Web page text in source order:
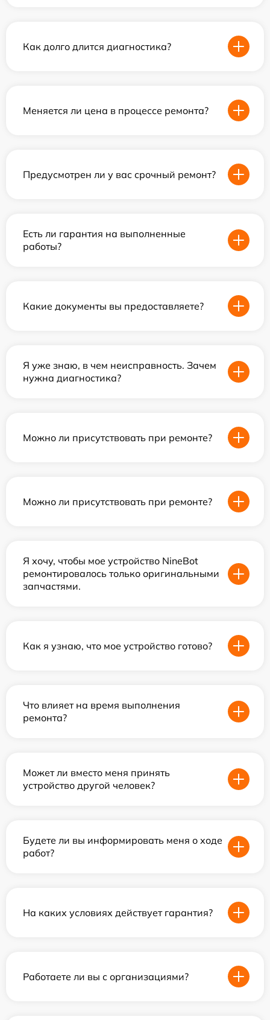
Как долго длится диагностика?
Меняется ли цена в процессе ремонта?
Предусмотрен ли у вас срочный ремонт?
Есть ли гарантия на выполненные
работы?
Какие документы вы предоставляете?
Я уже знаю, в чем неисправность. Зачем
нужна диагностика?
Можно ли присутствовать при ремонте?
Можно ли присутствовать при ремонте?
Я хочу, чтобы мое устройство NineBot
ремонтировалось только оригинальными
запчастями.
Как я узнаю, что мое устройство готово?
Что влияет на время выполнения
ремонта?
Может ли вместо меня принять
устройство другой человек?
Будете ли вы информировать меня о ходе
работ?
На каких условиях действует гарантия?
Работаете ли вы с организациями?